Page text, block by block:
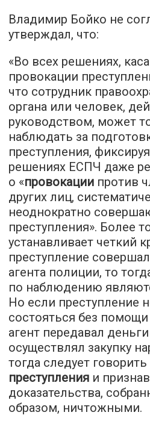
Владимир Бойко не
утверждал, что:
«Во всех решениях,
провокации
что сотрудник
органа или человек,
руководством, может
наблюдать за
преступления,
решениях ЕСПЧ даже
о «провокации против
других лиц,
неоднократно
преступления». Более
устанавливает четкий
преступление
агента полиции, то
по наблюдению
Но если преступление
состояться без помощи
агент передавал деньги
осуществлял закупку
тогда следует говорить
преступления и
доказательства,
образом, ничтожными.